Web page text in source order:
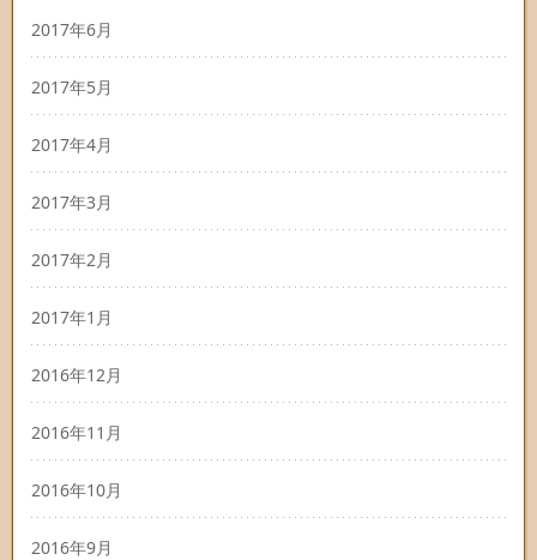
2017年6月
2017年5月
2017年4月
2017年3月
2017年2月
2017年1月
2016年12月
2016年11月
2016年10月
2016年9月